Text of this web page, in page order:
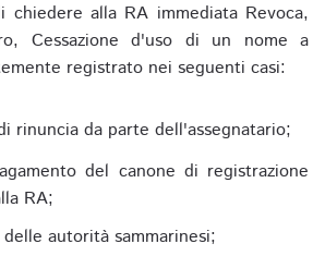
chiedere alla RA immediata Revoca,
Cessazione d'uso di un nome a
registrato nei seguenti casi:
rinuncia da parte dell'assegnatario;
del canone di registrazione
RA;
autorità sammarinesi;